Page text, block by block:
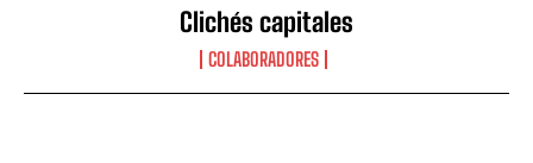
Clichés capitales
COLABORADORES